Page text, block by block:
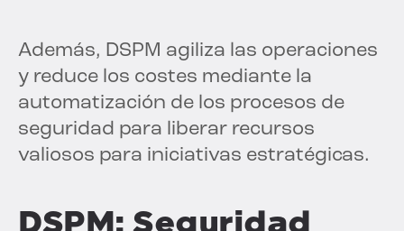
Además, DSPM agiliza las operaciones
y reduce los costes mediante la
automatización de los procesos de
seguridad para liberar recursos
valiosos para iniciativas estratégicas.
DSPM: Seguridad